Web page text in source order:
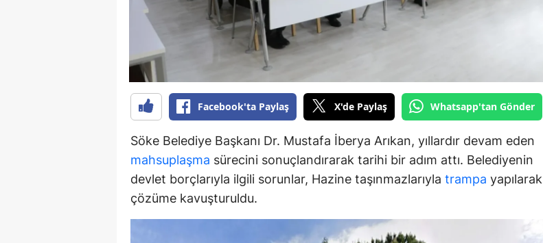
Kilis
Osmaniye
Düzce
Facebook'ta Paylaş X'de Paylaş Whatsapp'tan Gönder
Söke Belediye Başkanı Dr. Mustafa İberya Arıkan, yıllardır devam eden
mahsuplaşma sürecini sonuçlandırarak tarihi bir adım attı. Belediyenin
devlet borçlarıyla ilgili sorunlar, Hazine taşınmazlarıyla trampa yapılarak
çözüme kavuşturuldu.